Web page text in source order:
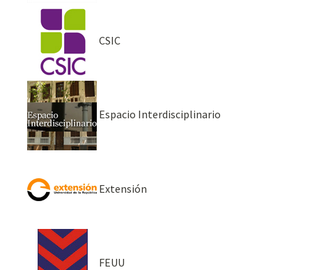
CSIC
Espacio Interdisciplinario
Extensión
FEUU